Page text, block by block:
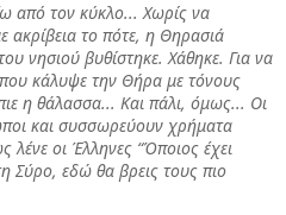
από τον κύκλο...Χωρίς να
ακρίβεια το πότε, η Θηρασιά
νησιού βυθίστηκε. Χάθηκε. Για να
κάλυψε την Θήρα με τόνους
η θάλασσα... Και πάλι, όμως... Οι
και συσσωρεύουν χρήματα
οι Έλληνες “Όποιος έχει
Σύρο, εδώ θα βρεις τους πιο